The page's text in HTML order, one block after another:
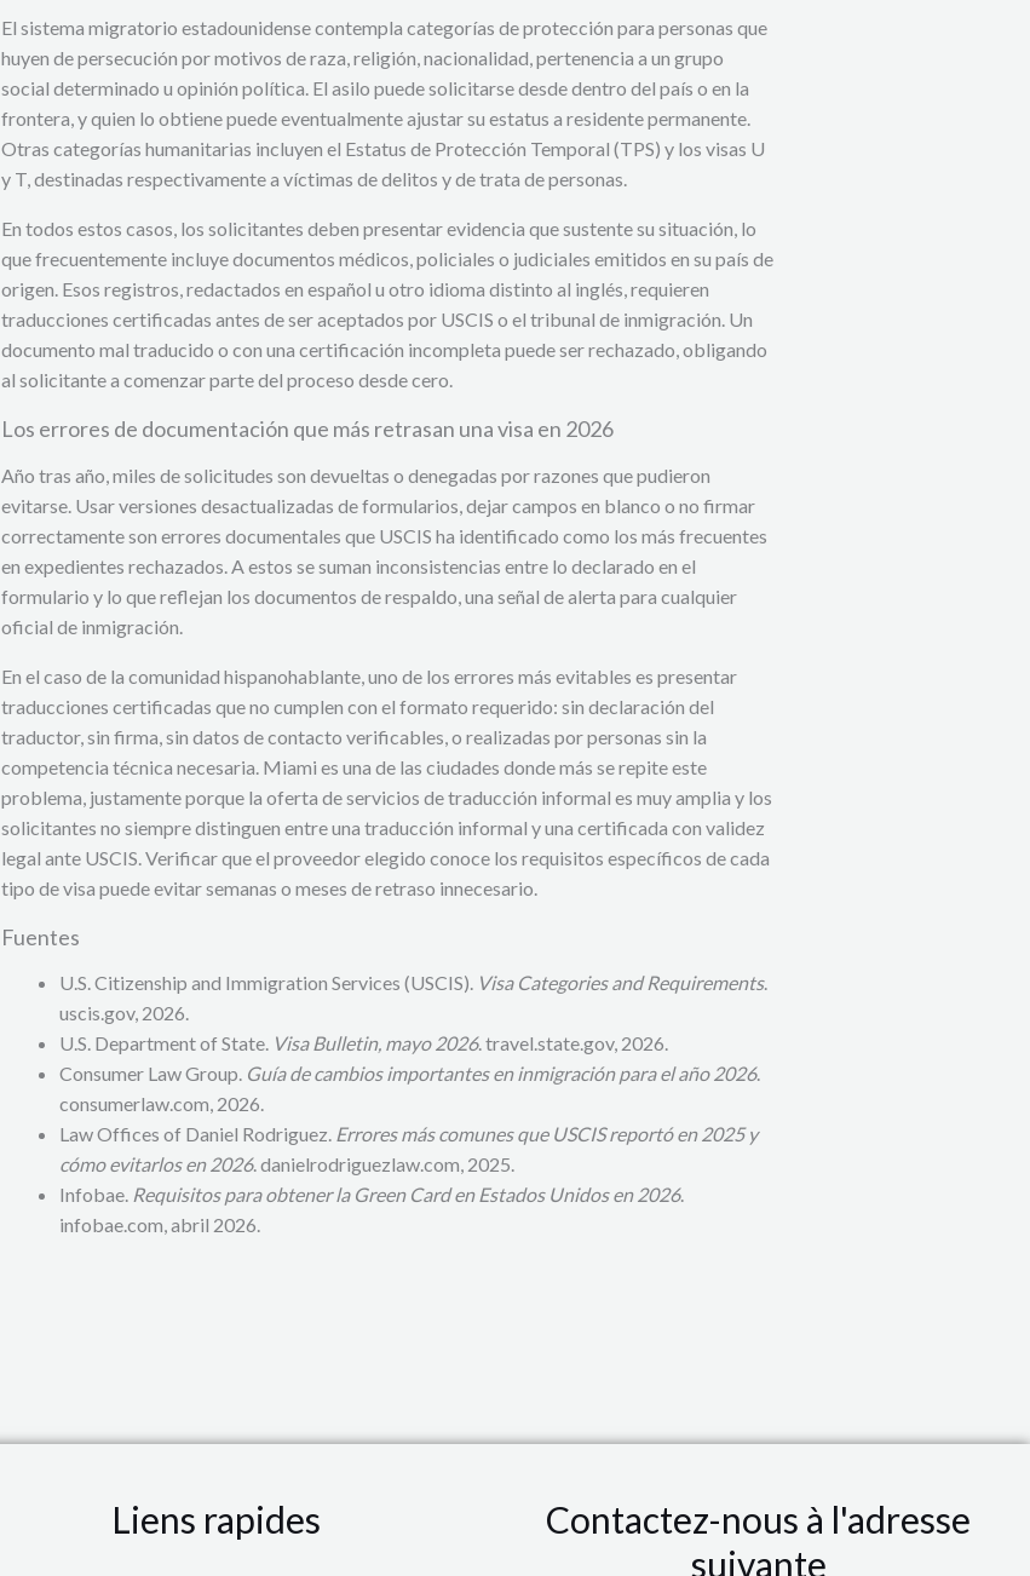
El sistema migratorio estadounidense contempla categorías de protección para personas que
huyen de persecución por motivos de raza, religión, nacionalidad, pertenencia a un grupo
social determinado u opinión política. El asilo puede solicitarse desde dentro del país o en la
frontera, y quien lo obtiene puede eventualmente ajustar su estatus a residente permanente.
Otras categorías humanitarias incluyen el Estatus de Protección Temporal (TPS) y los visas U
y T, destinadas respectivamente a víctimas de delitos y de trata de personas.
En todos estos casos, los solicitantes deben presentar evidencia que sustente su situación, lo
que frecuentemente incluye documentos médicos, policiales o judiciales emitidos en su país de
origen. Esos registros, redactados en español u otro idioma distinto al inglés, requieren
traducciones certificadas antes de ser aceptados por USCIS o el tribunal de inmigración. Un
documento mal traducido o con una certificación incompleta puede ser rechazado, obligando
al solicitante a comenzar parte del proceso desde cero.
Los errores de documentación que más retrasan una visa en 2026
Año tras año, miles de solicitudes son devueltas o denegadas por razones que pudieron
evitarse. Usar versiones desactualizadas de formularios, dejar campos en blanco o no firmar
correctamente son errores documentales que USCIS ha identificado como los más frecuentes
en expedientes rechazados. A estos se suman inconsistencias entre lo declarado en el
formulario y lo que reflejan los documentos de respaldo, una señal de alerta para cualquier
oficial de inmigración.
En el caso de la comunidad hispanohablante, uno de los errores más evitables es presentar
traducciones certificadas que no cumplen con el formato requerido: sin declaración del
traductor, sin firma, sin datos de contacto verificables, o realizadas por personas sin la
competencia técnica necesaria. Miami es una de las ciudades donde más se repite este
problema, justamente porque la oferta de servicios de traducción informal es muy amplia y los
solicitantes no siempre distinguen entre una traducción informal y una certificada con validez
legal ante USCIS. Verificar que el proveedor elegido conoce los requisitos específicos de cada
tipo de visa puede evitar semanas o meses de retraso innecesario.
Fuentes
U.S. Citizenship and Immigration Services (USCIS). Visa Categories and Requirements.
uscis.gov, 2026.
U.S. Department of State. Visa Bulletin, mayo 2026. travel.state.gov, 2026.
Consumer Law Group. Guía de cambios importantes en inmigración para el año 2026.
consumerlaw.com, 2026.
Law Offices of Daniel Rodriguez. Errores más comunes que USCIS reportó en 2025 y
cómo evitarlos en 2026. danielrodriguezlaw.com, 2025.
Infobae. Requisitos para obtener la Green Card en Estados Unidos en 2026.
infobae.com, abril 2026.
Liens rapides
Contactez-nous à l'adresse
suivante